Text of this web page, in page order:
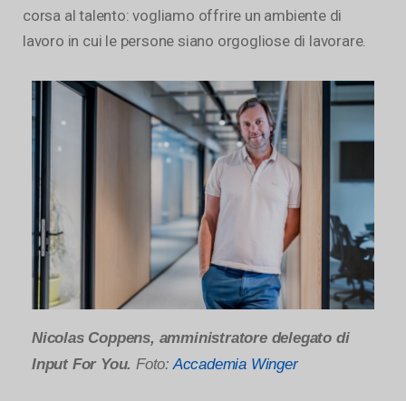
corsa al talento: vogliamo offrire un ambiente di
lavoro in cui le persone siano orgogliose di lavorare.
Nicolas Coppens, amministratore delegato di
Input For You. Foto: Accademia Winger